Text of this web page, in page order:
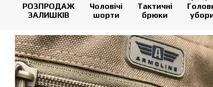
РОЗПРОДАЖ
ЗАЛИШКІВ
Чоловічі
шорти
Тактичні
брюки